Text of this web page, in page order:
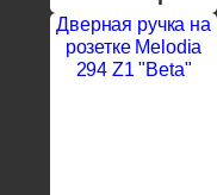
Дверная ручка на
розетке Melodia
294 Z1 "Beta"